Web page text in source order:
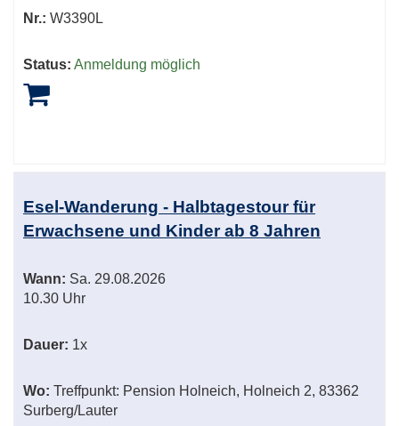
Nr.: W3390L
Status: Anmeldung möglich
Esel-Wanderung - Halbtagestour für
Erwachsene und Kinder ab 8 Jahren
Wann: Sa. 29.08.2026
10.30 Uhr
Dauer: 1x
Wo: Treffpunkt: Pension Holneich, Holneich 2, 83362
Surberg/Lauter